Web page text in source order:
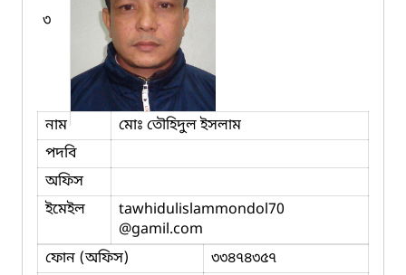
৩
নাম
মোঃ তৌহিদুল ইসলাম
পদবি
অফিস
ইমেইল
tawhidulislammondol70
@gamil.com
ফোন (অফিস)
৩৩৪৭৪৩৫৭